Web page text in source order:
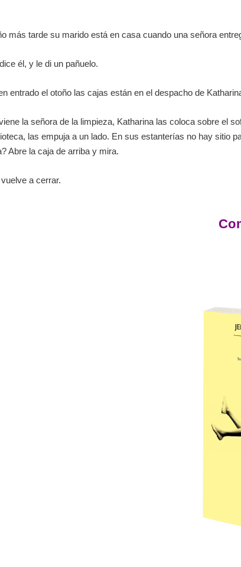
más tarde su marido está en casa cuando una señora
él, y le di un pañuelo.
entrado el otoño las cajas están en el despacho de
la señora de la limpieza, Katharina las coloca sobre el
las empuja a un lado. En sus estanterías no hay sitio
Abre la caja de arriba y mira.
a cerrar.